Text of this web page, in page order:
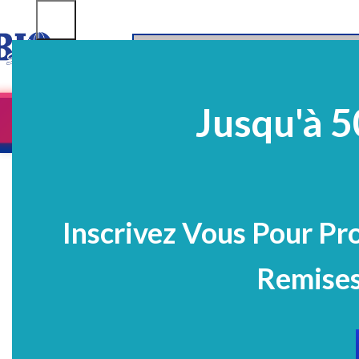
Jusqu'à
Inscrivez Vous Pour
EquipementsEQ Médico-Dentaires